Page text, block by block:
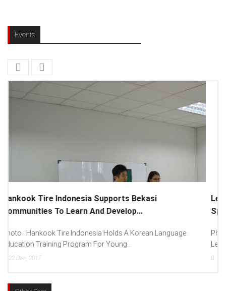
Events
Lenovo Introduced New Brand Ambassador To
Spread “Different Is Better”...
Photo : (From Left To Right) Helmy Susanto (Consumer Lead
Lenovo Indonesia), Andien Aisyah...
15 Dec, 2017